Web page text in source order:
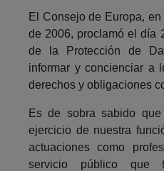
El Consejo de Europa,
de 2006, proclamó el día
de la Protección de
informar y concienciar a
derechos y obligaciones
Es de sobra sabido
ejercicio de nuestra
actuaciones como
servicio público que